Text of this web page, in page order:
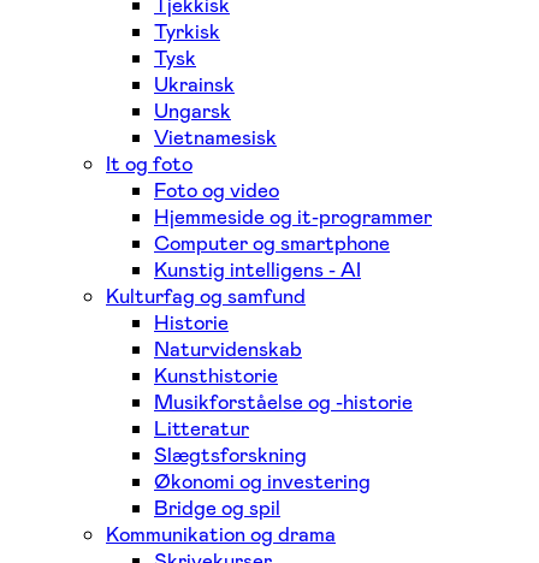
Tyrkisk
Tysk
Ukrainsk
Ungarsk
Vietnamesisk
It og foto
Foto og video
Hjemmeside og it-programmer
Computer og smartphone
Kunstig intelligens - AI
Kulturfag og samfund
Historie
Naturvidenskab
Kunsthistorie
Musikforståelse og -historie
Litteratur
Slægtsforskning
Økonomi og investering
Bridge og spil
Kommunikation og drama